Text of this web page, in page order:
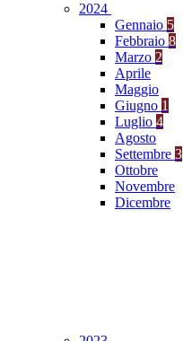
2024
Gennaio 5
Febbraio 8
Marzo 2
Aprile
Maggio
Giugno 1
Luglio 4
Agosto
Settembre 3
Ottobre
Novembre
Dicembre